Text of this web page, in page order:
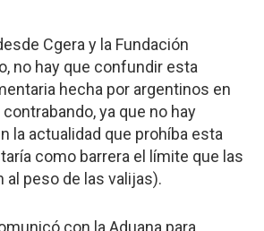
Cgera y la Fundación
no hay que confundir esta
hecha por argentinos en
ya que no hay
la actualidad que prohíba esta
como barrera el límite que las
al peso de las valijas).
con la Aduana para